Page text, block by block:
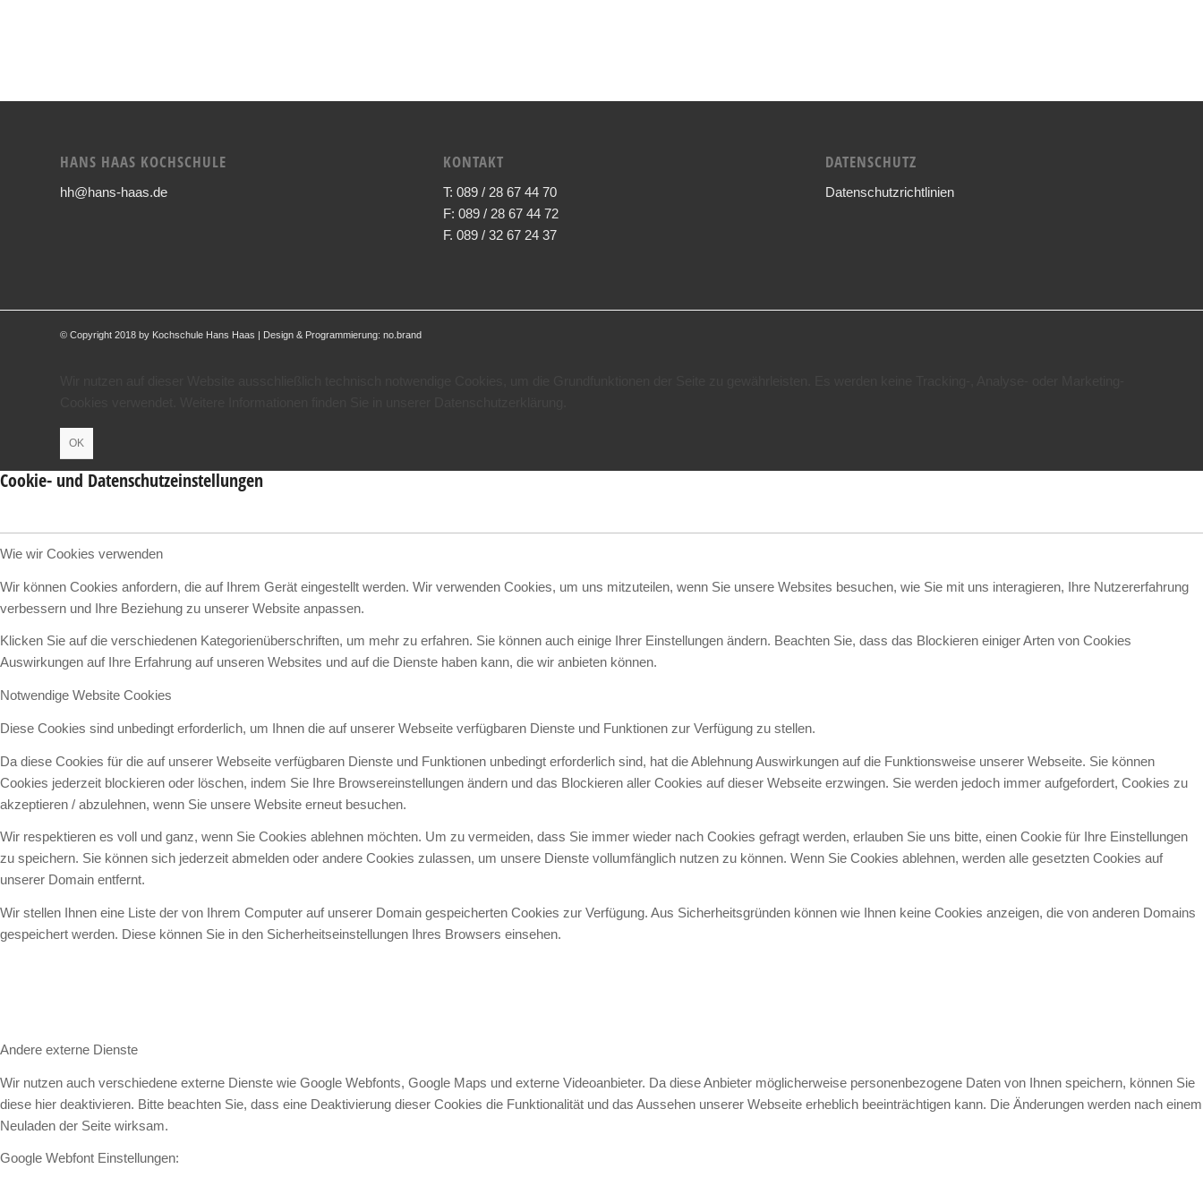
HANS HAAS KOCHSCHULE
hh@hans-haas.de
KONTAKT
T: 089 / 28 67 44 70
F: 089 / 28 67 44 72
F. 089 / 32 67 24 37
DATENSCHUTZ
Datenschutzrichtlinien
© Copyright 2018 by Kochschule Hans Haas | Design & Programmierung: no.brand
OK
Cookie- und Datenschutzeinstellungen
Wie wir Cookies verwenden
Wir können Cookies anfordern, die auf Ihrem Gerät eingestellt werden. Wir verwenden Cookies, um uns mitzuteilen, wenn Sie unsere Websites besuchen, wie Sie mit uns interagieren, Ihre Nutzererfahrung
verbessern und Ihre Beziehung zu unserer Website anpassen.
Klicken Sie auf die verschiedenen Kategorienüberschriften, um mehr zu erfahren. Sie können auch einige Ihrer Einstellungen ändern. Beachten Sie, dass das Blockieren einiger Arten von Cookies
Auswirkungen auf Ihre Erfahrung auf unseren Websites und auf die Dienste haben kann, die wir anbieten können.
Notwendige Website Cookies
Diese Cookies sind unbedingt erforderlich, um Ihnen die auf unserer Webseite verfügbaren Dienste und Funktionen zur Verfügung zu stellen.
Da diese Cookies für die auf unserer Webseite verfügbaren Dienste und Funktionen unbedingt erforderlich sind, hat die Ablehnung Auswirkungen auf die Funktionsweise unserer Webseite. Sie können
Cookies jederzeit blockieren oder löschen, indem Sie Ihre Browsereinstellungen ändern und das Blockieren aller Cookies auf dieser Webseite erzwingen. Sie werden jedoch immer aufgefordert, Cookies zu
akzeptieren / abzulehnen, wenn Sie unsere Website erneut besuchen.
Wir respektieren es voll und ganz, wenn Sie Cookies ablehnen möchten. Um zu vermeiden, dass Sie immer wieder nach Cookies gefragt werden, erlauben Sie uns bitte, einen Cookie für Ihre Einstellungen
zu speichern. Sie können sich jederzeit abmelden oder andere Cookies zulassen, um unsere Dienste vollumfänglich nutzen zu können. Wenn Sie Cookies ablehnen, werden alle gesetzten Cookies auf
unserer Domain entfernt.
Wir stellen Ihnen eine Liste der von Ihrem Computer auf unserer Domain gespeicherten Cookies zur Verfügung. Aus Sicherheitsgründen können wie Ihnen keine Cookies anzeigen, die von anderen Domains
gespeichert werden. Diese können Sie in den Sicherheitseinstellungen Ihres Browsers einsehen.
Andere externe Dienste
Wir nutzen auch verschiedene externe Dienste wie Google Webfonts, Google Maps und externe Videoanbieter. Da diese Anbieter möglicherweise personenbezogene Daten von Ihnen speichern, können Sie
diese hier deaktivieren. Bitte beachten Sie, dass eine Deaktivierung dieser Cookies die Funktionalität und das Aussehen unserer Webseite erheblich beeinträchtigen kann. Die Änderungen werden nach einem
Neuladen der Seite wirksam.
Google Webfont Einstellungen: